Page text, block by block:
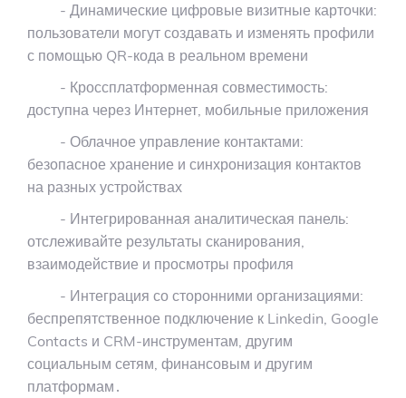
- Динамические цифровые визитные карточки:
пользователи могут создавать и изменять профили
с помощью QR-кода в реальном времени
- Кроссплатформенная совместимость:
доступна через Интернет, мобильные приложения
- Облачное управление контактами:
безопасное хранение и синхронизация контактов
на разных устройствах
- Интегрированная аналитическая панель:
отслеживайте результаты сканирования,
взаимодействие и просмотры профиля
- Интеграция со сторонними организациями:
беспрепятственное подключение к Linkedin, Google
Contacts и CRM-инструментам, другим
социальным сетям, финансовым и другим
платформам․